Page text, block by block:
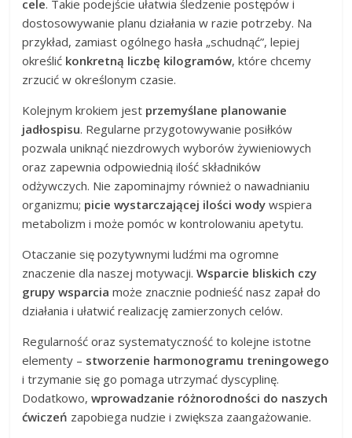
cele. Takie podejście ułatwia śledzenie postępów i
dostosowywanie planu działania w razie potrzeby. Na
przykład, zamiast ogólnego hasła „schudnąć”, lepiej
określić konkretną liczbę kilogramów, które chcemy
zrzucić w określonym czasie.
Kolejnym krokiem jest przemyślane planowanie
jadłospisu. Regularne przygotowywanie posiłków
pozwala uniknąć niezdrowych wyborów żywieniowych
oraz zapewnia odpowiednią ilość składników
odżywczych. Nie zapominajmy również o nawadnianiu
organizmu; picie wystarczającej ilości wody wspiera
metabolizm i może pomóc w kontrolowaniu apetytu.
Otaczanie się pozytywnymi ludźmi ma ogromne
znaczenie dla naszej motywacji.Wsparcie bliskich czy
grupy wsparcia może znacznie podnieść nasz zapał do
działania i ułatwić realizację zamierzonych celów.
Regularność oraz systematyczność to kolejne istotne
elementy – stworzenie harmonogramu treningowego
i trzymanie się go pomaga utrzymać dyscyplinę.
Dodatkowo,wprowadzanie różnorodności do naszych
ćwiczeń zapobiega nudzie i zwiększa zaangażowanie.